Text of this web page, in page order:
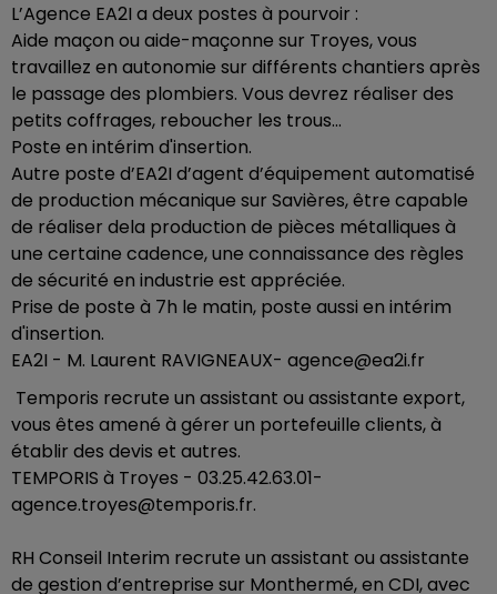
L’Agence EA2I a deux postes à pourvoir :
Aide maçon ou aide-maçonne sur Troyes, vous
travaillez en autonomie sur différents chantiers après
le passage des plombiers. Vous devrez réaliser des
petits coffrages, reboucher les trous...
Poste en intérim d'insertion.
Autre poste d’EA2I d’agent d’équipement automatisé
de production mécanique sur Savières, être capable
de réaliser dela production de pièces métalliques à
une certaine cadence, une connaissance des règles
de sécurité en industrie est appréciée.
Prise de poste à 7h le matin, poste aussi en intérim
d'insertion.
EA2I - M. Laurent RAVIGNEAUX- agence@ea2i.fr
Temporis recrute un assistant ou assistante export,
vous êtes amené à gérer un portefeuille clients, à
établir des devis et autres.
TEMPORIS à Troyes - 03.25.42.63.01-
agence.troyes@temporis.fr.
RH Conseil Interim recrute un assistant ou assistante
de gestion d’entreprise sur Monthermé, en CDI, avec